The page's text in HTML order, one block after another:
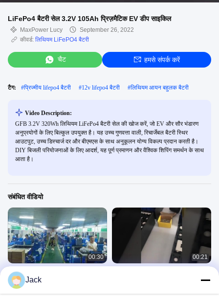
LiFePo4 बैटरी सेल 3.2V 105Ah प्रिज़मैटिक EV डीप साइकिल
MaxPower Lucy
September 26, 2022
कीवर्ड: लिथियम LiFePO4 बैटरी
चैट हमसे संपर्क करें
टैग: #प्रिज्मीय lifepo4 बैटरी #12v lifepo4 बैटरी #लिथियम आयन बहुलक बैटरी
Video Description:
GFB 3.2V 320Wh लिथियम LiFePo4 बैटरी सेल की खोज करें, जो EV और सौर भंडारण
अनुप्रयोगों के लिए बिल्कुल उपयुक्त है। यह उच्च गुणवत्ता वाली, रिचार्जेबल बैटरी स्थिर
आउटपुट, उच्च डिस्चार्ज दर और बीएमएस के साथ अनुकूलन योग्य विकल्प प्रदान करती है।
DIY बिजली परियोजनाओं के लिए आदर्श, यह पूर्ण प्रमाणन और वैश्विक शिपिंग समर्थन के साथ
आता है।
संबंधित वीडियो
00:30
पॉंच सेल ट्राइसाइकिल लाइफपो4 लिथियम बैटरी
3.2V 25Ah CE IEC अनुमोदन के साथ
MaxPower Lucy
00:21
Jack